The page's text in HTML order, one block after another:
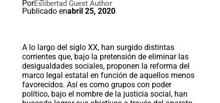
PorEslibertad Guest Author
Publicado enabril 25, 2020
A lo largo del siglo XX, han surgido distintas
corrientes que, bajo la pretensión de eliminar las
desigualdades sociales, proponen la reforma del
marco legal estatal en función de aquellos menos
favorecidos. Así es como grupos con poder
político, bajo el nombre de la justicia social, han